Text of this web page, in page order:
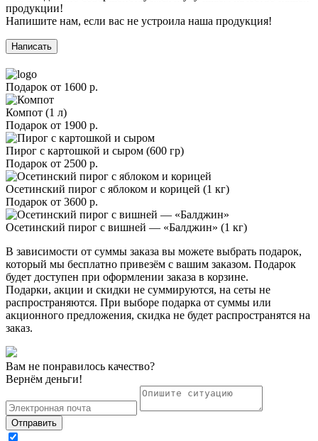
продукции!
Напишите нам, если вас не устроила наша продукция!
Написать
Подарок от 1600 р.
Компот (1 л)
Подарок от 1900 р.
Пирог с картошкой и сыром (600 гр)
Подарок от 2500 р.
Осетинский пирог с яблоком и корицей (1 кг)
Подарок от 3600 р.
Осетинский пирог с вишней — «Балджин» (1 кг)
В зависимости от суммы заказа вы можете выбрать подарок,
который мы бесплатно привезём с вашим заказом. Подарок
будет доступен при оформлении заказа в корзине.
Подарки, акции и скидки не суммируются, на сеты не
распространяются. При выборе подарка от суммы или
акционного предложения, скидка не будет распространятся на
заказ.
Вам не понравилось качество?
Вернём деньги!
Отправить